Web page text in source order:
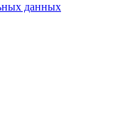
данных